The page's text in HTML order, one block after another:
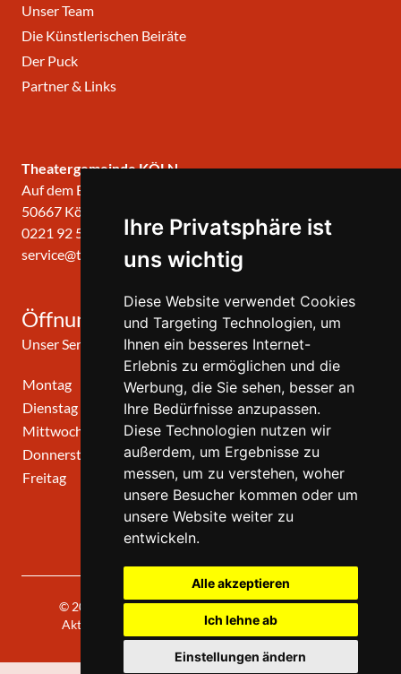
Ihre Privatsphäre ist
uns wichtig
Diese Website verwendet Cookies
und Targeting Technologien, um
Ihnen ein besseres Internet-
Erlebnis zu ermöglichen und die
Werbung, die Sie sehen, besser an
Ihre Bedürfnisse anzupassen.
Diese Technologien nutzen wir
außerdem, um Ergebnisse zu
messen, um zu verstehen, woher
unsere Besucher kommen oder um
unsere Website weiter zu
entwickeln.
Alle akzeptieren
Ich lehne ab
Einstellungen ändern
Unser Team
Die Künstlerischen Beiräte
Der Puck
Partner & Links
Theatergemeinde KÖLN
Auf dem Berlich 34
50667 Köln
0221 92 57 420
service@theatergemeinde-koeln.de
Öffnungszeiten
Unser Service-Center ist zu folgenden Zeiten geöffnet
Montag
10:00 Uhr - 12:00 Uhr
Dienstag
10:00 Uhr - 12:00 Uhr
Mittwoch
10:00 Uhr - 12:00 Uhr
Donnerstag
10:00 Uhr - 12:00 Uhr
Freitag
geschlossen
© 2026 | Theatergemeinde KÖLN | 2026/27 | Letzte
Aktualisierung: Freitag, 07. August 2026, 9:30 Uhr